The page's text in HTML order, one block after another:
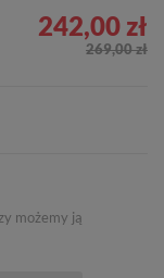
242,00 zł
269,00 zł
możemy ją